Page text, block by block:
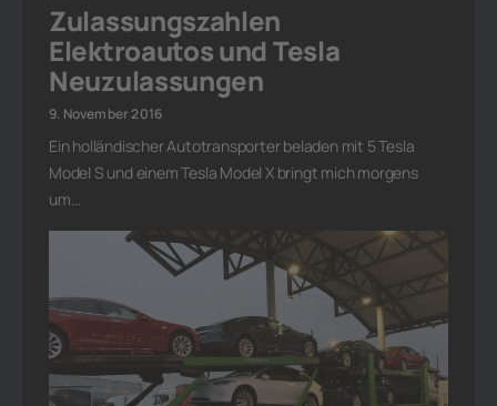
Zulassungszahlen
Elektroautos und Tesla
Neuzulassungen
9. November 2016
Ein holländischer Autotransporter beladen mit 5 Tesla
Model S und einem Tesla Model X bringt mich morgens
um…